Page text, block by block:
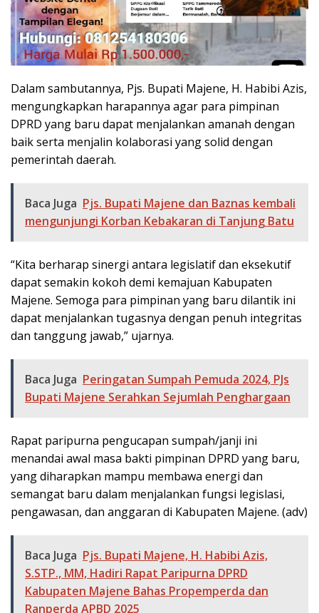
Dalam sambutannya, Pjs. Bupati Majene, H. Habibi Azis,
mengungkapkan harapannya agar para pimpinan
DPRD yang baru dapat menjalankan amanah dengan
baik serta menjalin kolaborasi yang solid dengan
pemerintah daerah.
Baca Juga Pjs. Bupati Majene dan Baznas kembali
mengunjungi Korban Kebakaran di Tanjung Batu
“Kita berharap sinergi antara legislatif dan eksekutif
dapat semakin kokoh demi kemajuan Kabupaten
Majene. Semoga para pimpinan yang baru dilantik ini
dapat menjalankan tugasnya dengan penuh integritas
dan tanggung jawab,” ujarnya.
Baca Juga Peringatan Sumpah Pemuda 2024, PJs
Bupati Majene Serahkan Sejumlah Penghargaan
Rapat paripurna pengucapan sumpah/janji ini
menandai awal masa bakti pimpinan DPRD yang baru,
yang diharapkan mampu membawa energi dan
semangat baru dalam menjalankan fungsi legislasi,
pengawasan, dan anggaran di Kabupaten Majene. (adv)
Baca Juga Pjs. Bupati Majene, H. Habibi Azis,
S.STP., MM, Hadiri Rapat Paripurna DPRD
Kabupaten Majene Bahas Propemperda dan
Ranperda APBD 2025